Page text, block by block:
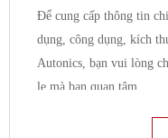
Để cung cấp thông tin
dụng, công dụng, kích
Autonics, bạn vui lòng
le mà bạn quan tâm.